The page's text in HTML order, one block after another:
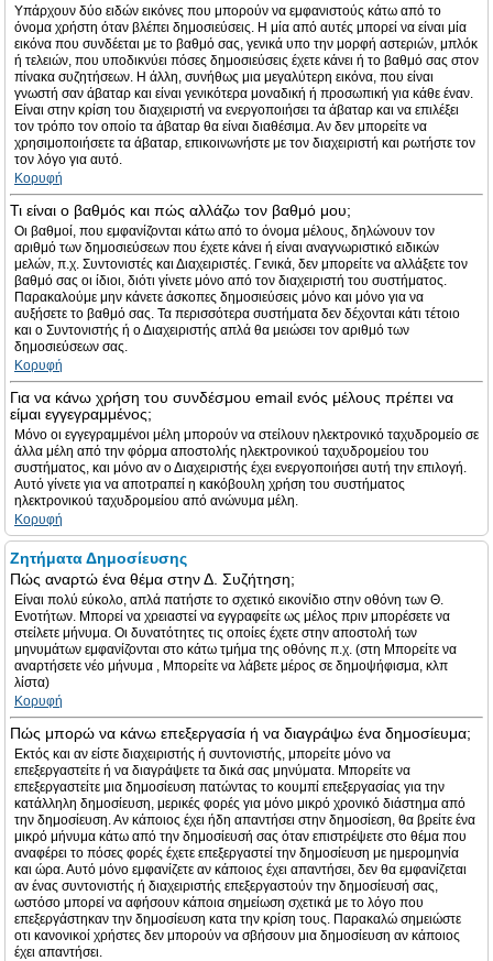
Υπάρχουν δύο ειδών εικόνες που μπορούν να εμφανιστούς κάτω από το
όνομα χρήστη όταν βλέπει δημοσιεύσεις. Η μία από αυτές μπορεί να είναι μία
εικόνα που συνδέεται με το βαθμό σας, γενικά υπο την μορφή αστεριών, μπλόκ
ή τελειών, που υποδικνύει πόσες δημοσιεύσεις έχετε κάνει ή το βαθμό σας στον
πίνακα συζητήσεων. Η άλλη, συνήθως μια μεγαλύτερη εικόνα, που είναι
γνωστή σαν άβαταρ και είναι γενικότερα μοναδική ή προσωπική για κάθε έναν.
Είναι στην κρίση του διαχειριστή να ενεργοποιήσει τα άβαταρ και να επιλέξει
τον τρόπο τον οποίο τα άβαταρ θα είναι διαθέσιμα. Αν δεν μπορείτε να
χρησιμοποιήσετε τα άβαταρ, επικοινωνήστε με τον διαχειριστή και ρωτήστε τον
τον λόγο για αυτό.
Κορυφή
Τι είναι ο βαθμός και πώς αλλάζω τον βαθμό μου;
Οι βαθμοί, που εμφανίζονται κάτω από το όνομα μέλους, δηλώνουν τον
αριθμό των δημοσιεύσεων που έχετε κάνει ή είναι αναγνωριστικό ειδικών
μελών, π.χ. Συντονιστές και Διαχειριστές. Γενικά, δεν μπορείτε να αλλάξετε τον
βαθμό σας οι ίδιοι, διότι γίνετε μόνο από τον διαχειριστή του συστήματος.
Παρακαλούμε μην κάνετε άσκοπες δημοσιεύσεις μόνο και μόνο για να
αυξήσετε το βαθμό σας. Τα περισσότερα συστήματα δεν δέχονται κάτι τέτοιο
και ο Συντονιστής ή ο Διαχειριστής απλά θα μειώσει τον αριθμό των
δημοσιεύσεων σας.
Κορυφή
Για να κάνω χρήση του συνδέσμου email ενός μέλους πρέπει να
είμαι εγγεγραμμένος;
Μόνο οι εγγεγραμμένοι μέλη μπορούν να στείλουν ηλεκτρονικό ταχυδρομείο σε
άλλα μέλη από την φόρμα αποστολής ηλεκτρονικού ταχυδρομείου του
συστήματος, και μόνο αν ο Διαχειριστής έχει ενεργοποιήσει αυτή την επιλογή.
Αυτό γίνετε για να αποτραπεί η κακόβουλη χρήση του συστήματος
ηλεκτρονικού ταχυδρομείου από ανώνυμα μέλη.
Κορυφή
Ζητήματα Δημοσίευσης
Πώς αναρτώ ένα θέμα στην Δ. Συζήτηση;
Είναι πολύ εύκολο, απλά πατήστε το σχετικό εικονίδιο στην οθόνη των Θ.
Ενοτήτων. Μπορεί να χρειαστεί να εγγραφείτε ως μέλος πριν μπορέσετε να
στείλετε μήνυμα. Οι δυνατότητες τις οποίες έχετε στην αποστολή των
μηνυμάτων εμφανίζονται στο κάτω τμήμα της οθόνης π.χ. (στη Μπορείτε να
αναρτήσετε νέο μήνυμα , Μπορείτε να λάβετε μέρος σε δημοψήφισμα, κλπ
λίστα)
Κορυφή
Πώς μπορώ να κάνω επεξεργασία ή να διαγράψω ένα δημοσίευμα;
Εκτός και αν είστε διαχειριστής ή συντονιστής, μπορείτε μόνο να
επεξεργαστείτε ή να διαγράψετε τα δικά σας μηνύματα. Μπορείτε να
επεξεργαστείτε μια δημοσίευση πατώντας το κουμπί επεξεργασίας για την
κατάλληλη δημοσίευση, μερικές φορές για μόνο μικρό χρονικό διάστημα από
την δημοσίευση. Αν κάποιος έχει ήδη απαντήσει στην δημοσίεση, θα βρείτε ένα
μικρό μήνυμα κάτω από την δημοσίευσή σας όταν επιστρέψετε στο θέμα που
αναφέρει το πόσες φορές έχετε επεξεργαστεί την δημοσίευση με ημερομηνία
και ώρα. Αυτό μόνο εμφανίζετε αν κάποιος έχει απαντήσει, δεν θα εμφανίζεται
αν ένας συντονιστής ή διαχειριστής επεξεργαστούν την δημοσίευσή σας,
ωστόσο μπορεί να αφήσουν κάποια σημείωση σχετικά με το λόγο που
επεξεργάστηκαν την δημοσίευση κατα την κρίση τους. Παρακαλώ σημειώστε
οτι κανονικοί χρήστες δεν μπορούν να σβήσουν μια δημοσίευση αν κάποιος
έχει απαντήσει.